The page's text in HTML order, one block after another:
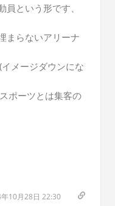
という形です、
まらないアリーナ
メージダウンにな
ポーツとは集客の
10月28日 22:30